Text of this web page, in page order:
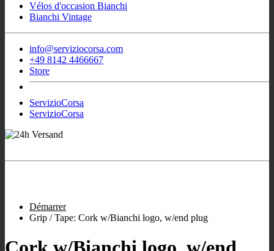
Vélos d'occasion Bianchi
Bianchi Vintage
info@serviziocorsa.com
+49 8142 4466667
Store
ServizioCorsa
ServizioCorsa
Démarrer
Grip / Tape: Cork w/Bianchi logo, w/end plug